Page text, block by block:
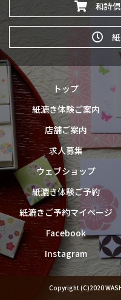
和詩倶
紙
トップ
紙漉き体験ご案内
店舗ご案内
求人募集
ウェブショップ
紙漉き体験ご予約
紙漉きご予約マイページ
Facebook
Instagram
Copyright (C)2020